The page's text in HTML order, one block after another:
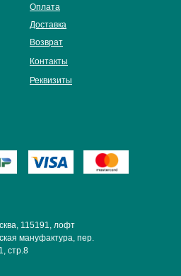
115191, лофт
мануфактура, пер.
стр.8
Контакты
Возврат
Доставка
Оплата
Реквизиты